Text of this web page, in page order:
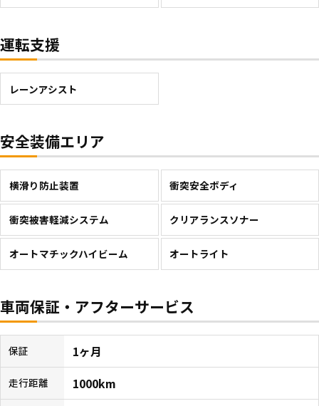
運転支援
レーンアシスト
安全装備エリア
横滑り防止装置 衝突安全ボディ
衝突被害軽減システム クリアランスソナー
オートマチックハイビーム オートライト
車両保証・アフターサービス
保証 1ヶ月
走行距離 1000km